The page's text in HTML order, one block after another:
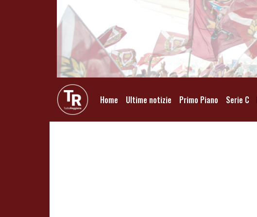
Home Ultime notizie Primo Piano Serie C